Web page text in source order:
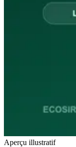
Aperçu illustratif